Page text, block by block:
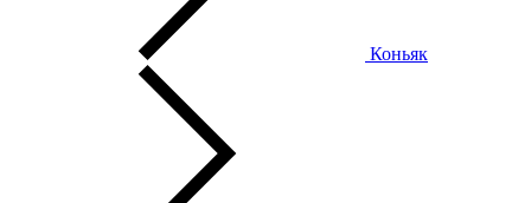
Коньяк